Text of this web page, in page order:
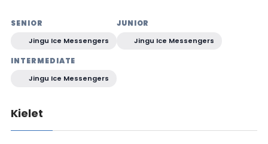
SENIOR
Jingu Ice Messengers
JUNIOR
Jingu Ice Messengers
INTERMEDIATE
Jingu Ice Messengers
Kielet